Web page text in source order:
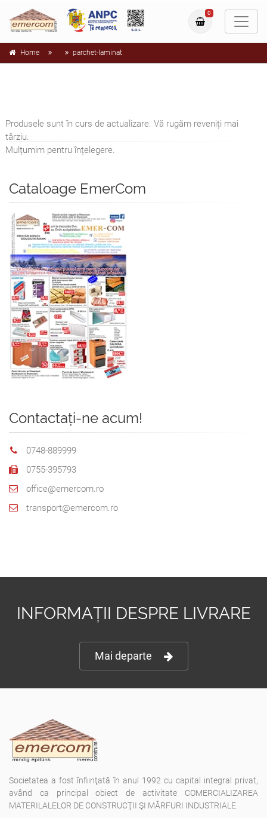
0
Home parchet-laminat
Produsele sunt în curs de actualizare. Vă rugăm reveniți mai
târziu.
Mulțumim pentru înțelegere.
Cataloage EmerCom
Contactați-ne acum!
0748-889999
0755-395793
office@emercom.ro
transport@emercom.ro
INFORMAȚII DESPRE LIVRARE
Mai departe
Societatea a fost înfiinţată în anul 1992 cu capital integral privat,
având ca principal obiect de activitate COMERCIALIZAREA
MATERILALELOR DE CONSTRUCŢII ŞI MĂRFURI INDUSTRIALE.